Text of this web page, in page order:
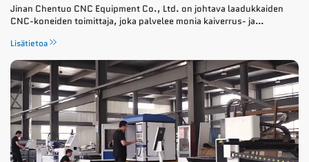
Jinan Chentuo CNC Equipment Co., Ltd. on johtava laadukkaiden
CNC-koneiden toimittaja, joka palvelee monia kaiverrus- ja
korkealuokkaisista CNC-reitittimistään, l...
Lisätietoa